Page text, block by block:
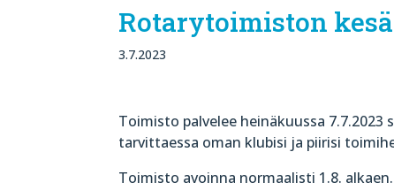
Rotarytoimiston
3.7.2023
Toimisto palvelee heinäkuussa 7.7.2023
tarvittaessa oman klubisi ja piirisi
Toimisto avoinna normaalisti 1.8. alkaen.